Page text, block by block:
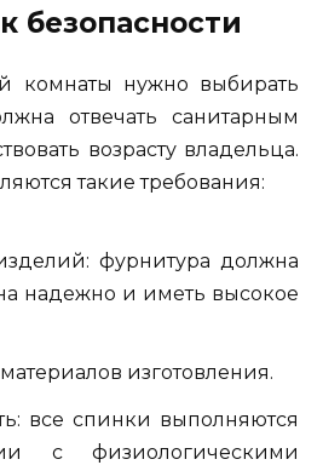
безопасности
комнаты нужно выбирать
отвечать санитарным
возрасту владельца.
такие требования:
фурнитура должна
надежно и иметь высокое
изготовления.
все спинки выполняются
с физиологическими